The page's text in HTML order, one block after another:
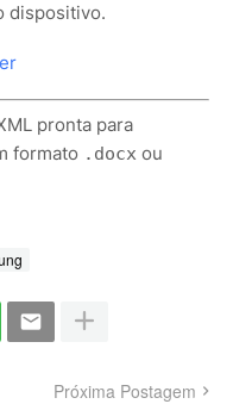
dispositivo.
pronta para
formato .docx ou
Próxima Postagem